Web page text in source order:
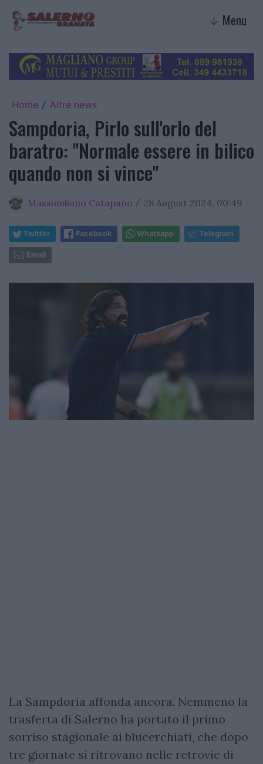
↓ Menu
Home / Altre news
Sampdoria, Pirlo sull'orlo del
baratro: "Normale essere in bilico
quando non si vince"
Massimiliano Catapano / 28 August 2024, 00:49
Twitter Facebook Whatsapp Telegram
Email
La Sampdoria affonda ancora. Nemmeno la
trasferta di Salerno ha portato il primo
sorriso stagionale ai blucerchiati, che dopo
tre giornate si ritrovano nelle retrovie di